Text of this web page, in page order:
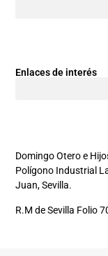
Enlaces de interés
Domingo Otero e
Polígono Industrial
Juan, Sevilla.
R.M de Sevilla Folio